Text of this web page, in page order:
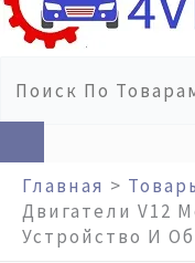
Главная
Двигатели V12
Устройство И